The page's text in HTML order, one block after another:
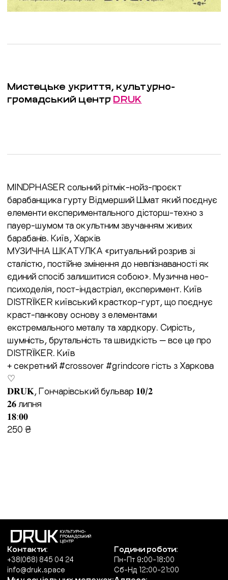
Мистецьке укриття, культурно-
громадський центр DRUK
MINDPHASER сольний рітмік-нойз-проєкт
барабанщика гурту Відмерший Шмат який поєднує
елементи експериментального дісторш-техно з
пауер-шумом та окультним звучанням живих
барабанів. Київ, Харків
МУЗИЧНА ШКАТУЛКА «ритуальний розрив зі
сталістю, постійне змінення до невпізнаваності як
єдиний спосіб залишитися собою». Музична нео-
психоделія, пост-індастріал, експеримент. Київ
DISTRÏKER київський красткор-гурт, що поєднує
краст-панкову основу з елементами
екстремального металу та хардкору. Сирість,
шумність, брутальність та швидкість — все це про
DISTRÏKER. Київ
+ секретний #crossover #grindcore гість з Харкова
♡
𝐃𝐑𝐔𝐊, Гончарівський бульвар 𝟏𝟎/𝟐
𝟐𝟔 липня
𝟏𝟖:𝟎𝟎
250 ₴
Контакти:
+38(068) 845 04 24
info@druk.space
Години роботи:
Пн-Пт 9:00-18:00
Сб-Нд 12:00-21:00